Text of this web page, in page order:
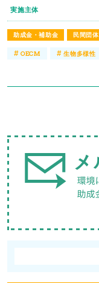
助成金・補助金 民間団体
実施主体
#OECM #生物多様性